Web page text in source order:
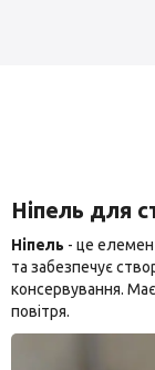
Ніпель для
Ніпель - це
та забезпечує
консервування. Має
повітря.